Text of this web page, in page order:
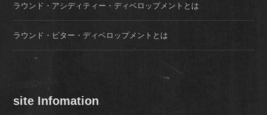
ラウンド・アシディティー・ディベロップメントとは
ラウンド・ビター・ディベロップメントとは
site Infomation